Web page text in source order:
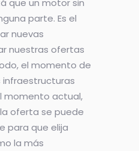
que un motor sin
parte. Es el
nuevas
nuestras ofertas
el momento de
infraestructuras
momento actual,
oferta se puede
para que elija
la más